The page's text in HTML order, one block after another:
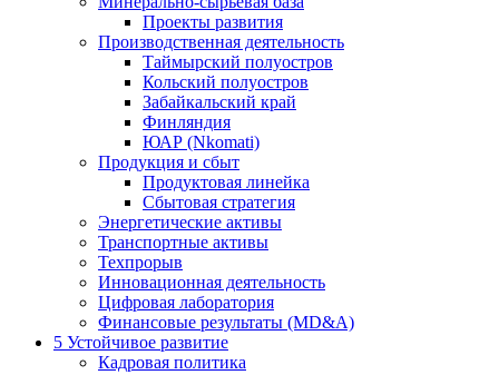
Проекты развития
Производственная деятельность
Таймырский полуостров
Кольский полуостров
Забайкальский край
Финляндия
ЮАР (Nkomati)
Продукция и сбыт
Продуктовая линейка
Сбытовая стратегия
Энергетические активы
Транспортные активы
Техпрорыв
Инновационная деятельность
Цифровая лаборатория
Финансовые результаты (MD&A)
5 Устойчивое развитие
Кадровая политика